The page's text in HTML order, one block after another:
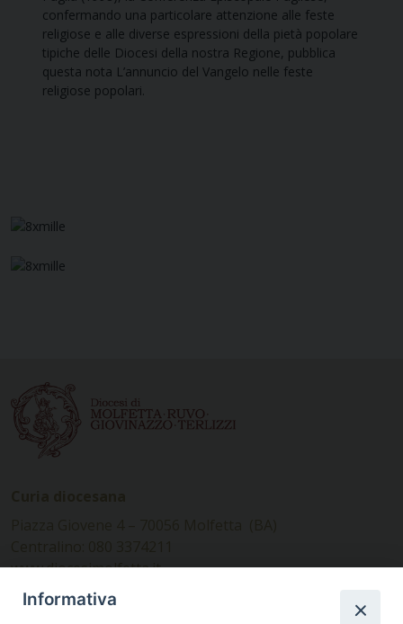
confermando una particolare attenzione alle feste
religiose e alle diverse espressioni della pietà popolare
tipiche delle Diocesi della nostra Regione, pubblica
questa nota L’annuncio del Vangelo nelle feste
religiose popolari.
www.diocesimolfetta.it –
diocesimolfetta@pec.chiesacattolica.it
Informativa